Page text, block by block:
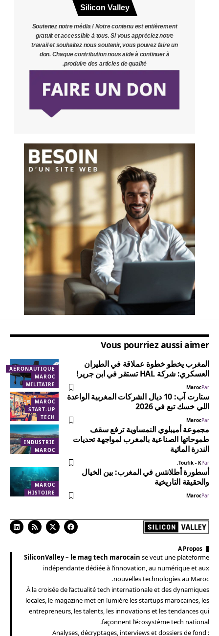
Silicon Valley
Soutenez notre média ! Notre contenu est entièrement
gratuit et accessible à tous. Si vous appréciez notre
travail et souhaitez nous soutenir, vous pouvez faire un
don. Chaque contribution nous aide à continuer à
produire des articles de qualité.
Vous pourriez aussi aimer
AÉRONAUTIQUE
MAROC
MILITAIRE
المغرب يخطو خطوة عملاقة في الطيران
العسكري: شركة HAL تستقر في ابن جرير!
Par
Maroc
MAROC
START-UP
TECH
ستارت آب: 10 ديال الشركات المغربية الواعدة
اللي خسك تبع في 2026
Par
Maroc
INDUSTRIE
MAROC
مجموعة أميبلوي النمساوية ترفع سقف
طموحاتها الصناعية بالمغرب لمواجهة تحديات
الندرة المائية
Par
Toufik - K.
MAROC
HISTOIRE
أسطورة أطلانتس في المغرب: بين الخيال
والحقيقة التاريخية
Par
Maroc
A Propos
SiliconValley – le mag tech marocain se veut une plateforme
indépendante dédiée à l’innovation, au numérique et aux
nouvelles technologies au Maroc.
À la croisée de l’actualité tech internationale et des dynamiques
locales, le magazine met en lumière les startups marocaines, les
entrepreneurs, les talents, les innovations et les tendances qui
façonnent l’écosystème tech national.
Analyses, décryptages, interviews et dossiers de fond :